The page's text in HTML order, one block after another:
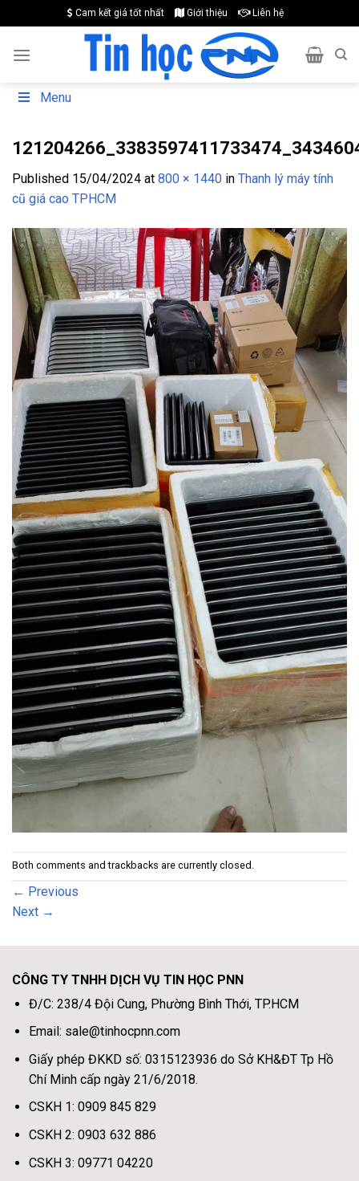
to
content
Cam kết giá tốt nhất Giới thiệu Liên hệ
Menu
Published 15/04/2024 at 800 × 1440 in Thanh lý máy tính
cũ giá cao TPHCM
Both comments and trackbacks are currently closed.
← Previous
Next →
CÔNG TY TNHH DỊCH VỤ TIN HỌC PNN
Đ/C: 238/4 Đội Cung, Phường Bình Thới, TP.HCM
Email: sale@tinhocpnn.com
Giấy phép ĐKKD số: 0315123936 do Sở KH&ĐT Tp Hồ
Chí Minh cấp ngày 21/6/2018.
CSKH 1: 0909 845 829
CSKH 2: 0903 632 886
CSKH 3: 09771 04220